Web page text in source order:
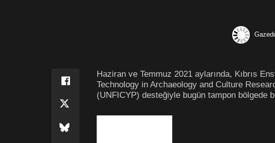
Haziran ve Temmuz 2021 aylarında, Kıbrıs
Technology in Archaeology and Culture
(UNFICYP) desteğiyle bugün tampon bölgede